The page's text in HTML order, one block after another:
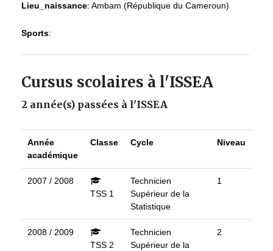
Lieu_naissance: Ambam (République du Cameroun)
Sports:
Cursus scolaires à l'ISSEA
2 année(s) passées à l'ISSEA
Année
académique
Classe Cycle Niveau
2007 / 2008
TSS 1
Technicien
Supérieur de la
Statistique
1
2008 / 2009
TSS 2
Technicien
Supérieur de la
2